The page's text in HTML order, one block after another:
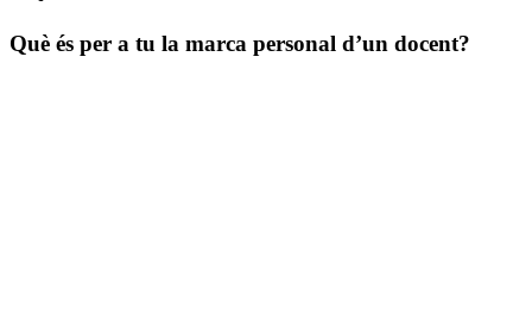
Image
Què és per a tu la marca personal d’un docent?